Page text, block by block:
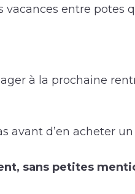
vacances entre potes
à la prochaine
avant d’en acheter un
sans petites